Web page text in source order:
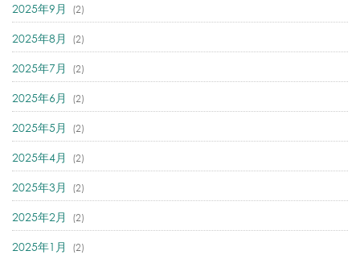
2025年9月 (2)
2025年8月 (2)
2025年7月 (2)
2025年6月 (2)
2025年5月 (2)
2025年4月 (2)
2025年3月 (2)
2025年2月 (2)
2025年1月 (2)